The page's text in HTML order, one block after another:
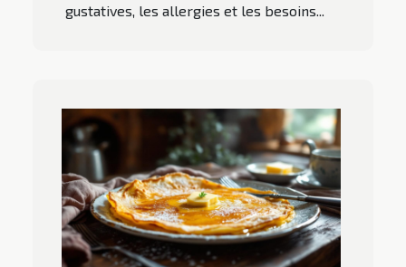
gustatives, les allergies et les besoins...